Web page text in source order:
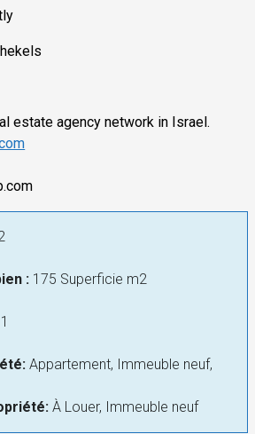
estate agency network in Israel.
: 175 Superficie m2
1
Appartement, Immeuble neuf,
À Louer, Immeuble neuf